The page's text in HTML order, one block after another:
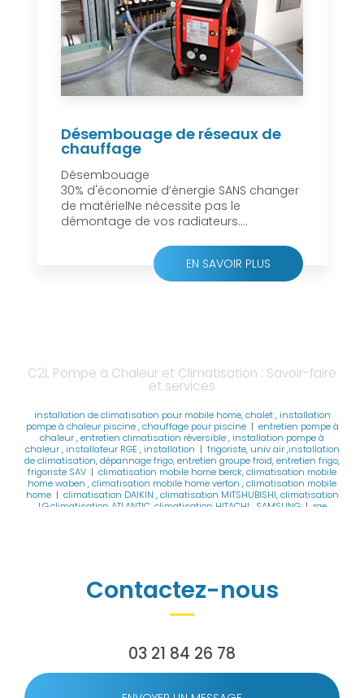
Désembouage de réseaux de
chauffage
Désembouage
30% d'économie d’énergie SANS changer
de matérielNe nécessite pas le
démontage de vos radiateurs....
EN SAVOIR PLUS
C2L Pompe à Chaleur et Climatisation : Savoir-faire
et services
installation de climatisation pour mobile home, chalet , installation
pompe à chaleur piscine , chauffage pour piscine | entretien pompe à
chaleur , entretien climatisation réversible , installation pompe à
chaleur , installateur RGE , installation | frigoriste, univ air ,installation
de climatisation, dépannage frigo, entretien groupe froid, entretien frigo,
frigoriste SAV | climatisation mobile home berck, climatisation mobile
home waben , climatisation mobile home verton , climatisation mobile
home | climatisation DAIKIN , climatisation MITSHUBISHI, climatisation
LG,climatisation ATLANTIC, climatisation HITACHI , SAMSUNG| rge
, CEE , rénovation énergétique , remplacement chaudière , PAC air eau
|CARPIGIANI Tre B/P , glace à l'italienne, GBG granité , GBG
heating ,thermo éco froid, froid, climatisation, PAC ,piscine, réfrigération
chaleur , installateur clim mobil home| installateur climatisation
à glace italienne,carpigiani|CARPIGIANI Tre B/P , glace à l'italienne,
GBG granité , GBG GRANITAS , CARPIGIANI , TAYLOR , danfoss , zodiac PAC
Contactez-nous
03 21 84 26 78